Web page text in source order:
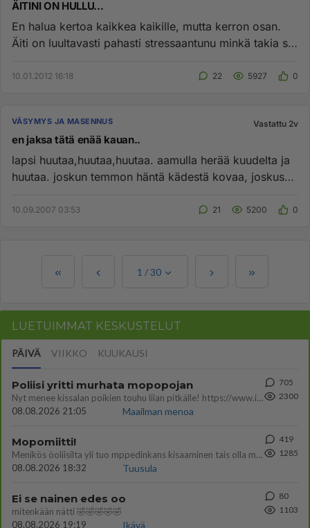
ÄITINI ON HULLU...
En halua kertoa kaikkea kaikille, mutta kerron osan.
Äiti on luultavasti pahasti stressaantunu minkä takia se
10.01.2012 16:18 22 5927 0
VÄSYMYS JA MASENNUS Vastattu 2v
en jaksa tätä enää kauan..
lapsi huutaa,huutaa,huutaa. aamulla herää kuudelta ja
huutaa. joskun temmon häntä kädestä kovaa, joskus
10.09.2007 03:53 21 5200 0
1 /30
LUETUIMMAT KESKUSTELUT
PÄIVÄ VIIKKO KUUKAUSI
Poliisi yritti murhata mopopojan
Nyt menee kissalan poikien touhu liian pitkälle! https://www.is.fi/kotimaa/art-2000012193221.html Karu video mopomiiti
08.08.2026 21:05
Maailman menoa
705
2300
Mopomiitti!
Menikös öoliisilta yli tuo mppedinkans kisaaminen tais olla melkoinen riski vahigoittaa tarpeettomasti jopa kuolla tuoss
08.08.2026 18:32
Tuusula
419
1285
Ei se nainen edes oo
mitenkään nätti 🤣🤣🤣🤣🤣
08.08.2026 19:19
Ikävä
80
1103